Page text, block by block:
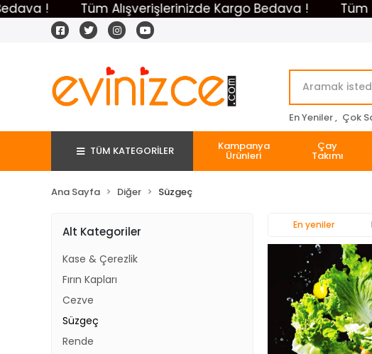
! Tüm Alışverişlerinizde Kargo Bedava ! Tüm
En Yeniler , Çok
TÜM KATEGORİLER Kampanya
Ürünleri
Çay
Takımı
Ana Sayfa Diğer Süzgeç
Alt Kategoriler
Kase & Çerezlik
Fırın Kapları
Cezve
Süzgeç
Rende
En yeniler